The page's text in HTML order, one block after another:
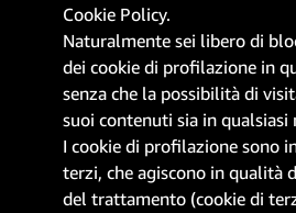
Cookie Policy.
Naturalmente sei libero di
dei cookie di profilazione in
senza che la possibilità di
suoi contenuti sia in qualsiasi
I cookie di profilazione sono
terzi, che agiscono in qualità
del trattamento (cookie di